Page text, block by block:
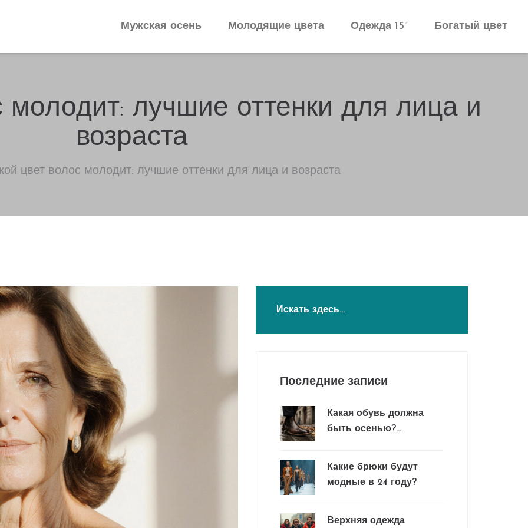
Мужская осень Молодящие цвета Одежда 15° Богатый цвет
молодит: лучшие оттенки для лица и
возраста
цвет волос молодит: лучшие оттенки для лица и возраста
Последние записи
Какая обувь должна
быть осенью?
Какие брюки будут
модные в 24 году?
Верхняя одежда